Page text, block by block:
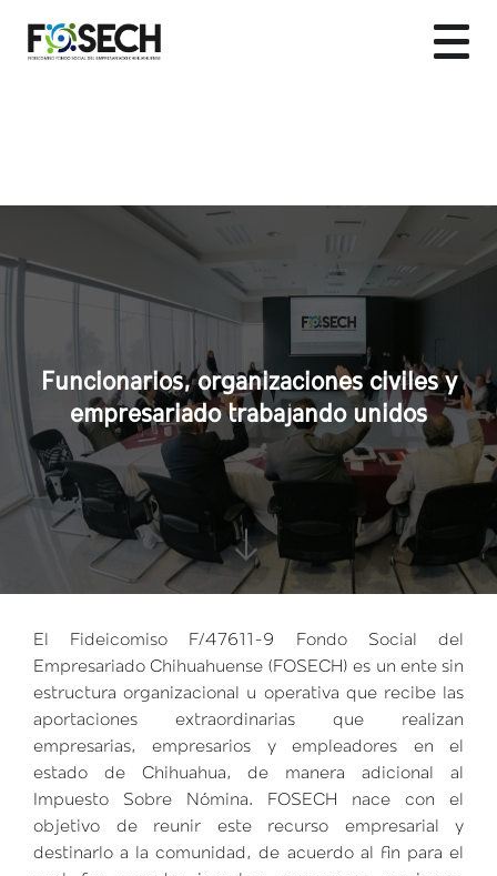
Funcionarios, organizaciones civiles y
empresariado trabajando unidos
El Fideicomiso F/47611-9 Fondo Social del
Empresariado Chihuahuense (FOSECH) es un ente sin
estructura organizacional u operativa que recibe las
aportaciones extraordinarias que realizan
empresarias, empresarios y empleadores en el
estado de Chihuahua, de manera adicional al
Impuesto Sobre Nómina. FOSECH nace con el
objetivo de reunir este recurso empresarial y
destinarlo a la comunidad, de acuerdo al fin para el